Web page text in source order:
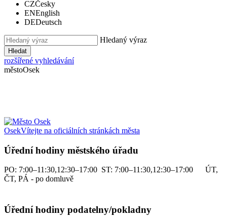
CZČesky
ENEnglish
DEDeutsch
Hledaný výraz
Hledat
rozšířené vyhledávání
městoOsek
OsekVítejte na oficiálních stránkách města
Úřední hodiny městského úřadu
PO: 7:00–11:30,12:30–17:00 ST: 7:00–11:30,12:30–17:00 ÚT,
ČT, PÁ - po domluvě
Úřední hodiny podatelny/pokladny